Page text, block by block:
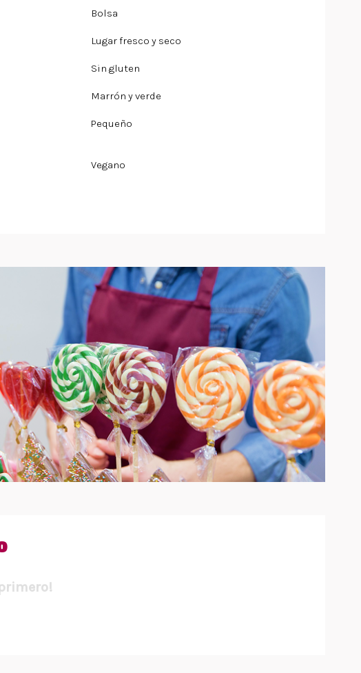
Bolsa
Lugar fresco y seco
Sin gluten
Marrón y verde
Pequeño
Vegano